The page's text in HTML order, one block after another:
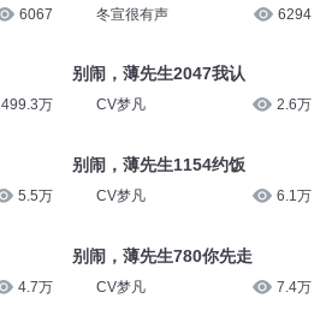
6067
499.3万
5.5万
4.7万
冬宣很有声 6294
别闹，薄先生2047我认
CV梦凡 2.6万
别闹，薄先生1154约饭
CV梦凡 6.1万
别闹，薄先生780你先走
CV梦凡 7.4万